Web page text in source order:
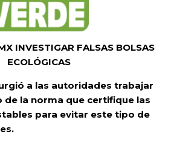
INVESTIGAR FALSAS BOLSAS
ECOLÓGICAS
a las autoridades trabajar
de la norma que certifique las
para evitar este tipo de